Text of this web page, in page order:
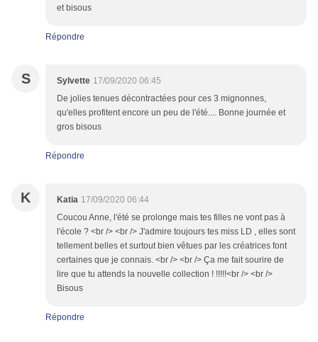
et bisous
Répondre
S Sylvette 17/09/2020 06:45
De jolies tenues décontractées pour ces 3 mignonnes,
qu'elles profitent encore un peu de l'été.... Bonne journée et
gros bisous
Répondre
K Katia 17/09/2020 06:44
Coucou Anne, l'été se prolonge mais tes filles ne vont pas à
l'école ? <br /> <br /> J'admire toujours tes miss LD , elles sont
tellement belles et surtout bien vêtues par les créatrices font
certaines que je connais. <br /> <br /> Ça me fait sourire de
lire que tu attends la nouvelle collection ! !!!!!<br /> <br />
Bisous
Répondre